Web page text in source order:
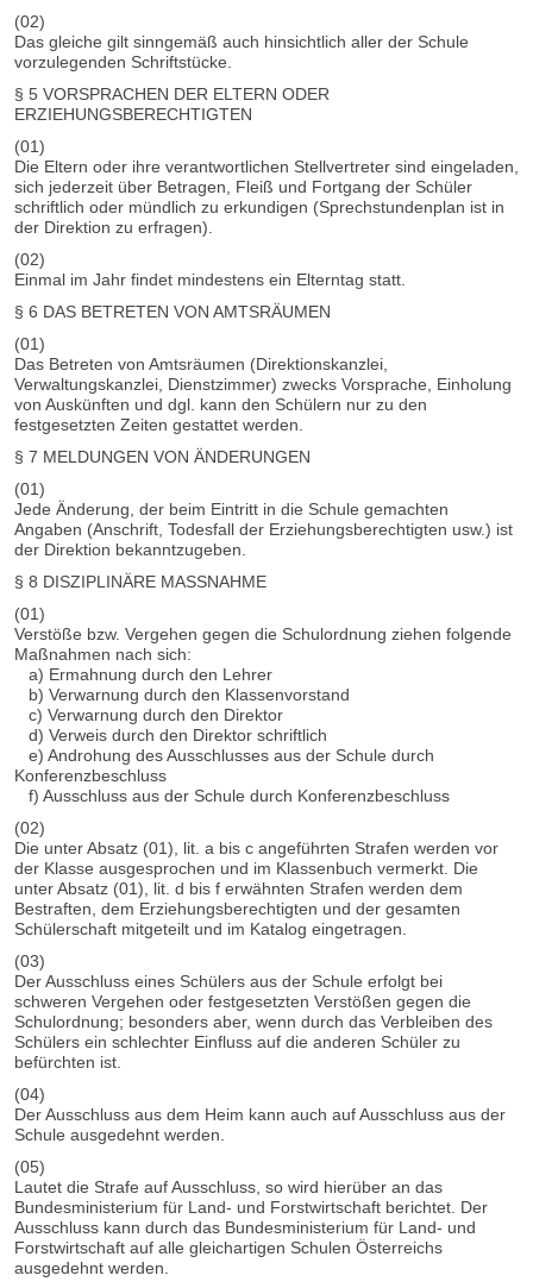
(02)
Das gleiche gilt sinngemäß auch hinsichtlich aller der Schule
vorzulegenden Schriftstücke.
§ 5 VORSPRACHEN DER ELTERN ODER
ERZIEHUNGSBERECHTIGTEN
(01)
Die Eltern oder ihre verantwortlichen Stellvertreter sind eingeladen,
sich jederzeit über Betragen, Fleiß und Fortgang der Schüler
schriftlich oder mündlich zu erkundigen (Sprechstundenplan ist in
der Direktion zu erfragen).
(02)
Einmal im Jahr findet mindestens ein Elterntag statt.
§ 6 DAS BETRETEN VON AMTSRÄUMEN
(01)
Das Betreten von Amtsräumen (Direktionskanzlei,
Verwaltungskanzlei, Dienstzimmer) zwecks Vorsprache, Einholung
von Auskünften und dgl. kann den Schülern nur zu den
festgesetzten Zeiten gestattet werden.
§ 7 MELDUNGEN VON ÄNDERUNGEN
(01)
Jede Änderung, der beim Eintritt in die Schule gemachten
Angaben (Anschrift, Todesfall der Erziehungsberechtigten usw.) ist
der Direktion bekanntzugeben.
§ 8 DISZIPLINÄRE MASSNAHME
(01)
Verstöße bzw. Vergehen gegen die Schulordnung ziehen folgende
Maßnahmen nach sich:
a) Ermahnung durch den Lehrer
b) Verwarnung durch den Klassenvorstand
c) Verwarnung durch den Direktor
d) Verweis durch den Direktor schriftlich
e) Androhung des Ausschlusses aus der Schule durch
Konferenzbeschluss
f) Ausschluss aus der Schule durch Konferenzbeschluss
(02)
Die unter Absatz (01), lit. a bis c angeführten Strafen werden vor
der Klasse ausgesprochen und im Klassenbuch vermerkt. Die
unter Absatz (01), lit. d bis f erwähnten Strafen werden dem
Bestraften, dem Erziehungsberechtigten und der gesamten
Schülerschaft mitgeteilt und im Katalog eingetragen.
(03)
Der Ausschluss eines Schülers aus der Schule erfolgt bei
schweren Vergehen oder festgesetzten Verstößen gegen die
Schulordnung; besonders aber, wenn durch das Verbleiben des
Schülers ein schlechter Einfluss auf die anderen Schüler zu
befürchten ist.
(04)
Der Ausschluss aus dem Heim kann auch auf Ausschluss aus der
Schule ausgedehnt werden.
(05)
Lautet die Strafe auf Ausschluss, so wird hierüber an das
Bundesministerium für Land- und Forstwirtschaft berichtet. Der
Ausschluss kann durch das Bundesministerium für Land- und
Forstwirtschaft auf alle gleichartigen Schulen Österreichs
ausgedehnt werden.